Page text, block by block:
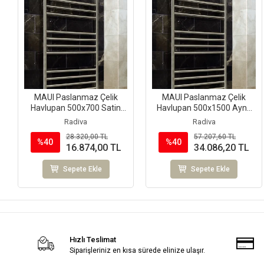
MAUI Paslanmaz Çelik
Havlupan 500x700 Satin
Polisaj
Radiva
%40
28.320,00 TL
16.874,00 TL
Sepete Ekle
MAUI Paslanmaz Çelik
Havlupan 500x1500 Ayna
Polisaj
Radiva
%40
57.207,60 TL
34.086,20 TL
Sepete Ekle
Hızlı Teslimat
Siparişleriniz en kısa sürede elinize ulaşır.